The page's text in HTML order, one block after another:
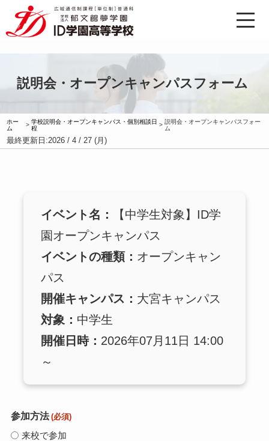
説明会・オープンキャンパスフォーム
ホー
ム
> 学校説明会・オープンキャンパス・個別相談日
程
>説明会・オープンキャンパスフォー
ム
最終更新日:2026 / 4 / 27 (月)
イベント名：
【中学生対象】ID学
園オープンキャンパス
イベントの種類： オープンキャン
パス
開催キャンパス： 大宮キャンパス
対象： 中学生
開催日時： 2026年07月11日 14:00
～
参加方法 (必須)
来校で参加